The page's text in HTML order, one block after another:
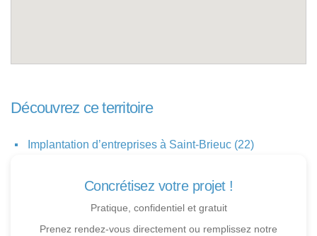
Découvrez ce territoire
Implantation d’entreprises à Saint-Brieuc (22)
Concrétisez votre projet !
Pratique, confidentiel et gratuit
Prenez rendez-vous directement ou remplissez notre